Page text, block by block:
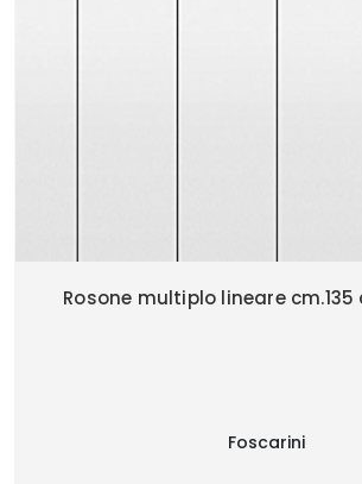
Rosone multiplo lineare
Foscarini